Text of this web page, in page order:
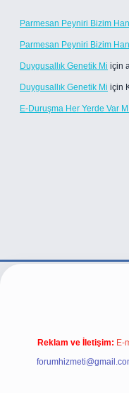
Parmesan Peyniri Bizim
Parmesan Peyniri Bizim
Duygusallık Genetik Mi için
Duygusallık Genetik Mi için
E-Duruşma Her Yerde Var
Reklam ve İletişim: E-